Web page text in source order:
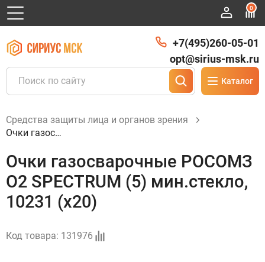
0
Каталог
+7(495)260-05-01
opt@sirius-msk.ru
Средства защиты лица и органов зрения
Очки газосварочные РОСОМЗ О2 SPECTRUM (5) мин.стекло, 10231 (х20)
Очки газосварочные РОСОМЗ
О2 SPECTRUM (5) мин.стекло,
10231 (х20)
Код товара: 131976